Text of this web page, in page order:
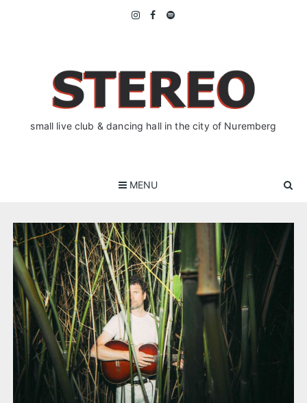
small live club & dancing hall in the city of Nuremberg
MENU